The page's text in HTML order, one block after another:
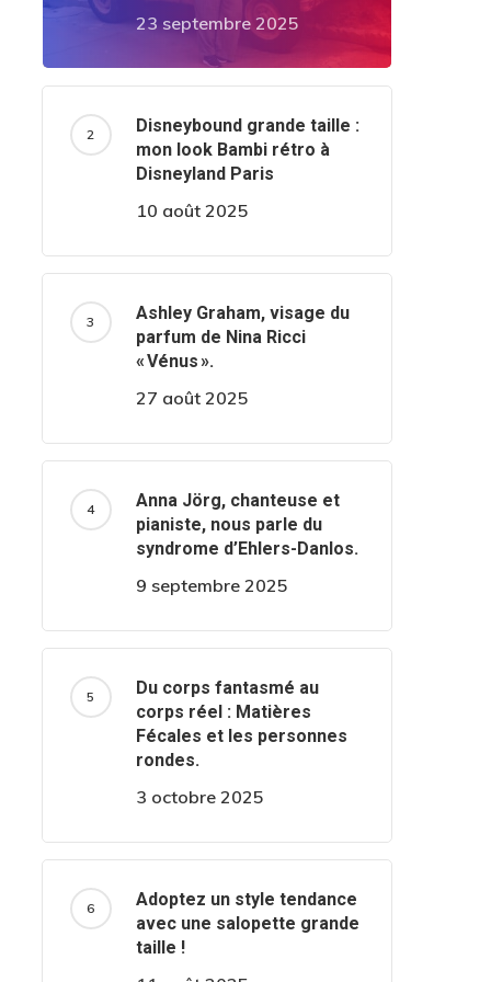
23 septembre 2025
Disneybound grande taille :
mon look Bambi rétro à
Disneyland Paris
10 août 2025
Ashley Graham, visage du
parfum de Nina Ricci
« Vénus ».
27 août 2025
Anna Jörg, chanteuse et
pianiste, nous parle du
syndrome d’Ehlers-Danlos.
9 septembre 2025
Du corps fantasmé au
corps réel : Matières
Fécales et les personnes
rondes.
3 octobre 2025
Adoptez un style tendance
avec une salopette grande
taille !